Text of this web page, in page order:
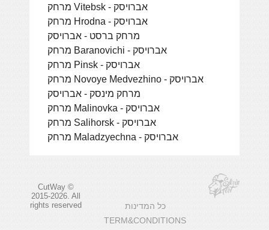
מרחק Vitebsk - אברויסק
מרחק Hrodna - אברויסק
מרחק ברסט - אברויסק
מרחק Baranovichi - אברויסק
מרחק Pinsk - אברויסק
מרחק Novoye Medvezhino - אברויסק
מרחק מינסק - אברויסק
מרחק Malinovka - אברויסק
מרחק Salihorsk - אברויסק
מרחק Maladzyechna - אברויסק
CutWay ©
2015-2026. All
rights reserved
כל המדינות
TERM&CONDITIONS